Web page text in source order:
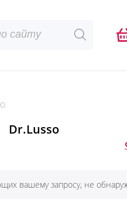
Dr.Lusso
вашему запросу, не